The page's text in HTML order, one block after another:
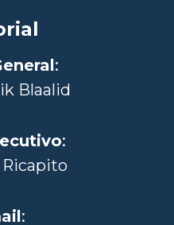
:
Blaalid
:
Ricapito
: